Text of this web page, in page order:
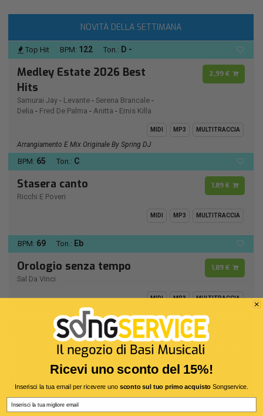
NOVITÀ DELLA SETTIMANA
Top Hit BPM: 122 Ton.: D -
Medley Estate 2026 Best
Hits
Samurai Jay - Levante - Serena Brancale -
Delia - Fred De Palma - Anitta - Emis Killa
2,99 €
MIDI MP3 MULTITRACCIA
Arrangiamento E Mix Originale By Spring DJ
BPM: 65 Ton.: C
Stasera canto
Ricchi E Poveri
1,89 €
MIDI MP3 MULTITRACCIA
BPM: 69 Ton.: Eb
Orologio senza tempo
Sal Da Vinci
1,89 €
MIDI MP3 MULTITRACCIA
Ton.:D -
Caribbean Queen (No More
Love On the Run)
Billy Ocean
Ricevi uno sconto del 15%!
Inserisci la tua email per ricevere uno sconto sul tuo primo acquistoSongservice.